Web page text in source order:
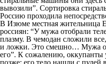
вывозили”. Сортировка
Россию проходила
В Изюме местная жительница
россиян: “У мужа отобрали
плазму. В чемодан сложили
и ложки. Это смешно… Мужа
его”. К сожалению,